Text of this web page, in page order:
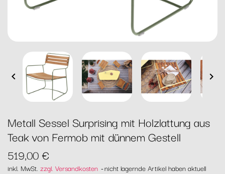
 
Metall Sessel Surprising mit Holzlattung aus
Teak von Fermob mit dünnem Gestell
519,00 €
inkl. MwSt. zzgl. Versandkosten nicht lagernde Artikel haben aktuell